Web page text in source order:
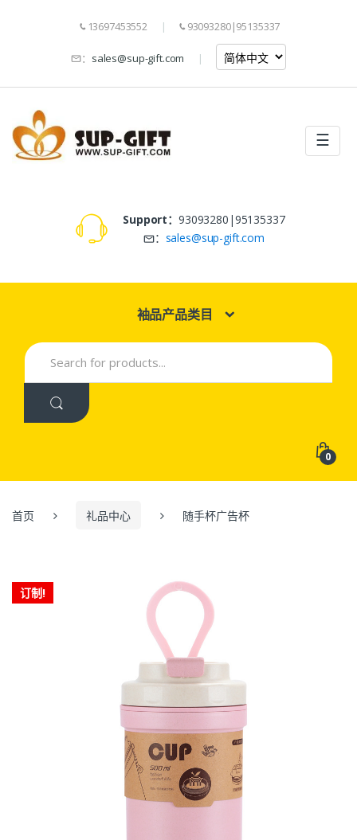
13697453552 93093280|95135337
： sales@sup-gift.com
☰
Support： 93093280|95135337
： sales@sup-gift.com
袖品产品类目
Search
for:
0
首页 礼品中心 随手杯广告杯
订制!